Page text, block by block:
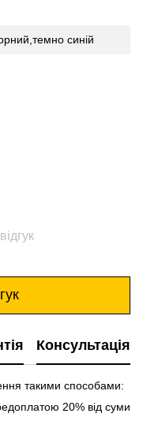
синій
Консультація
такими способами:
20% від суми